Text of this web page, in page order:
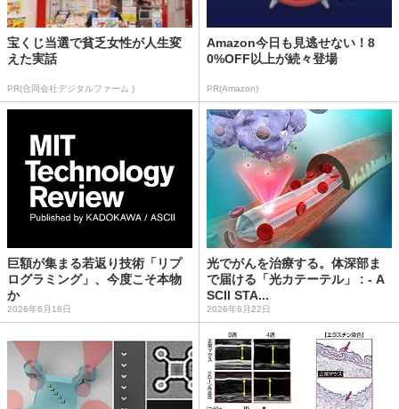
宝くじ当選で貧乏女性が人生変
えた実話
PR(合同会社デジタルファーム )
Amazon今日も見逃せない！8
0%OFF以上が続々登場
PR(Amazon)
巨額が集まる若返り技術「リプ
ログラミング」、今度こそ本物
か
2026年6月16日
光でがんを治療する。体深部ま
で届ける「光カテーテル」 : - A
SCII STA...
2026年6月22日